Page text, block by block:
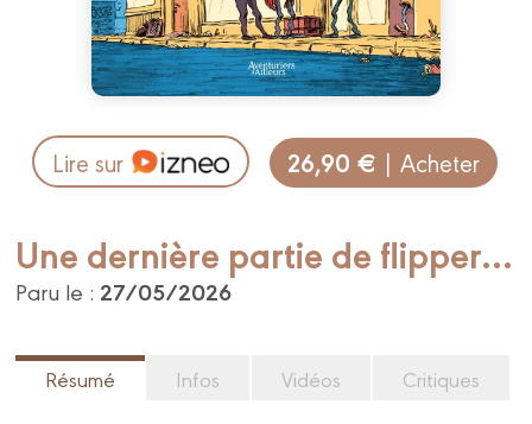
Lire sur 26,90 € | Acheter
Une dernière partie de flipper...
Paru le : 27/05/2026
Résumé Infos Vidéos Critiques